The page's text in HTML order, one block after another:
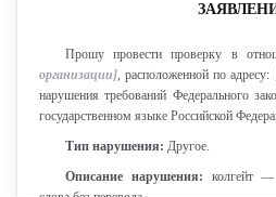
Прошу провести проверку в
организации], расположенной по адресу:
нарушения требований Федерального
государственном языке Российской
Тип нарушения: Другое.
Описание нарушения: колгейт —